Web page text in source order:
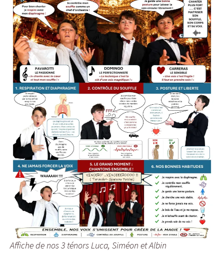
Affiche de nos 3 ténors Luca, Siméon et Albin